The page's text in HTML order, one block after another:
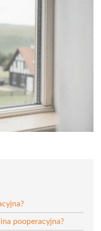
pooperacyjna?